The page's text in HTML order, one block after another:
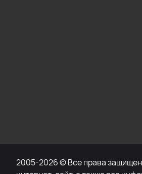
2005-2026 © Все права